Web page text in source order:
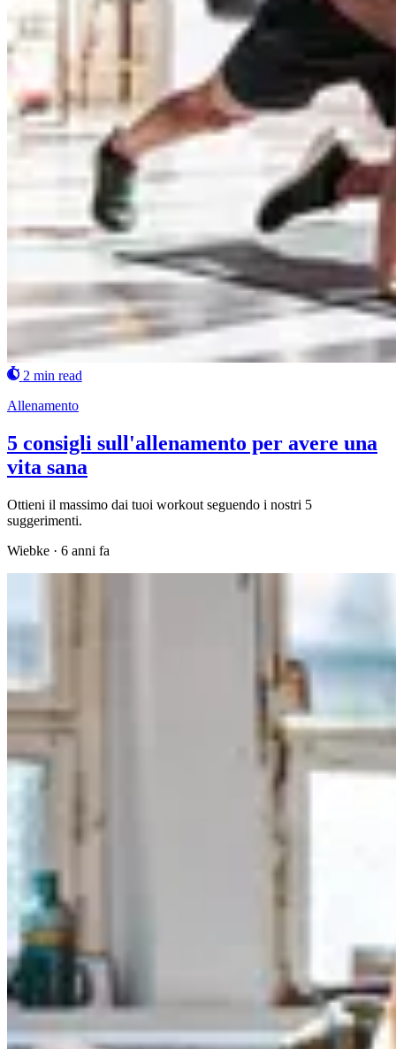
2 min read
Allenamento
5 consigli sull'allenamento per avere una
vita sana
Ottieni il massimo dai tuoi workout seguendo i nostri 5
suggerimenti.
Wiebke · 6 anni fa